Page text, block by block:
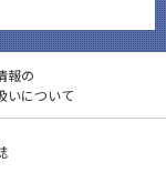
報の
いについて